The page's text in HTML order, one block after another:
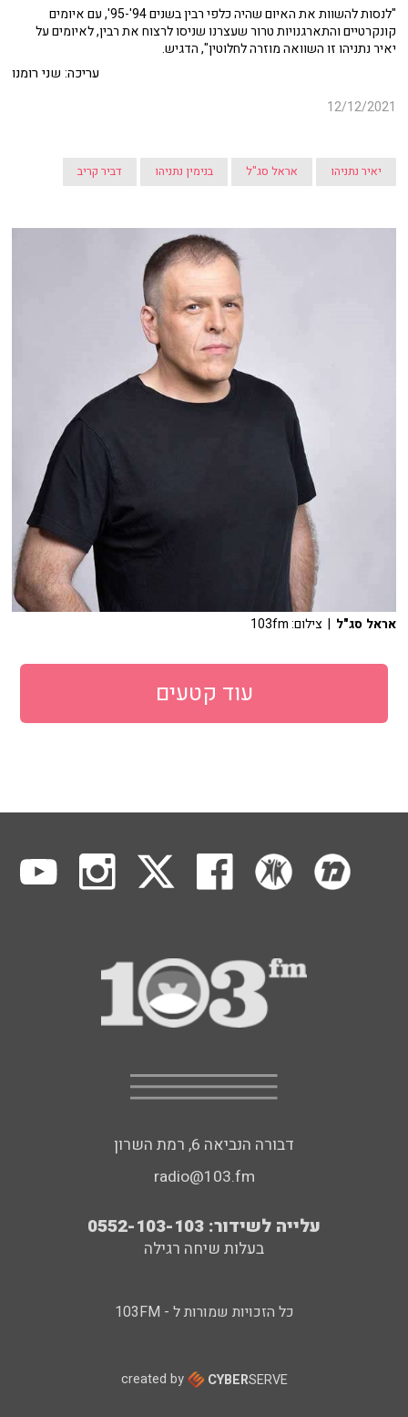
"לנסות להשוות את האיום שהיה כלפי רבין בשנים 94'-95', עם איומים
קונקרטיים והתארגנויות טרור שעצרנו שניסו לרצוח את רבין, לאיומים על
יאיר נתניהו זו השוואה מוזרה לחלוטין", הדגיש.
עריכה: שני רומנו
12/12/2021
יאיר נתניהו אראל סג"ל בנימין נתניהו דביר קריב
אראל סג"ל | צילום: 103fm
עוד קטעים
דבורה הנביאה 6, רמת השרון
radio@103.fm
עלייה לשידור: 0552-103-103
בעלות שיחה רגילה
כל הזכויות שמורות ל - 103FM
created by CYBERSERVE